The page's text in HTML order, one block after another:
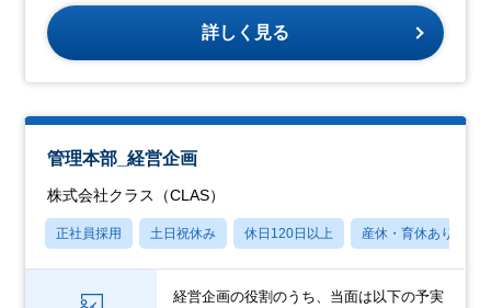
詳しく見る
管理本部_経営企画
株式会社クラス（CLAS）
正社員採用 土日祝休み 休日120日以上 産休・育休あり
経営企画の役割のうち、当面は以下の予実